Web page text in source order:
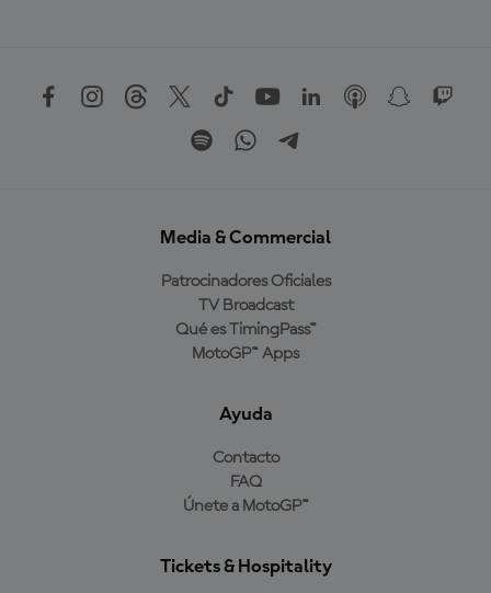
Media & Commercial
Patrocinadores Oficiales
TV Broadcast
Qué es TimingPass™
MotoGP™ Apps
Ayuda
Contacto
FAQ
Únete a MotoGP™
Tickets & Hospitality